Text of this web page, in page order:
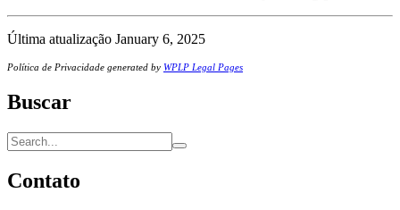
Última atualização January 6, 2025
Política de Privacidade generated by WPLP Legal Pages
Buscar
Contato